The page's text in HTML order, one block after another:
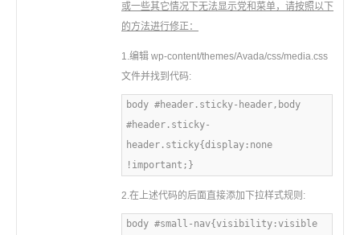
或一些其它情况下无法显示党和菜单，请按照以下
的方法进行修正：
1.编辑 wp-content/themes/Avada/css/media.css
文件并找到代码:
body #header.sticky-header,body
#header.sticky-
header.sticky{display:none
!important;}
2.在上述代码的后面直接添加下拉样式规则:
body #small-nav{visibility:visible